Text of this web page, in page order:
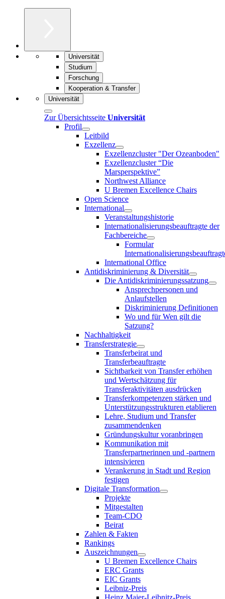
Universität
Studium
Forschung
Kooperation & Transfer
Universität
Zur Übersichtsseite Universität
Profil
Leitbild
Exzellenz
Exzellenzcluster "Der Ozeanboden"
Exzellenzcluster “Die
Marsperspektive”
Northwest Alliance
U Bremen Excellence Chairs
Open Science
International
Veranstaltungshistorie
Internationalisierungsbeauftragte der
Fachbereiche
Formular
International Office
Antidiskriminierung & Diversität
Die Antidiskriminierungssatzung
Ansprechpersonen und
Anlaufstellen
Diskriminierung Definitionen
Wo und für Wen gilt die
Satzung?
Nachhaltigkeit
Transferstrategie
Transferbeirat und
Transferbeauftragte
Sichtbarkeit von Transfer erhöhen
und Wertschätzung für
Transferaktivitäten ausdrücken
Transferkompetenzen stärken und
Unterstützungsstrukturen etablieren
Lehre, Studium und Transfer
zusammendenken
Gründungskultur voranbringen
Kommunikation mit
Transferpartnerinnen und -partnern
intensivieren
Verankerung in Stadt und Region
festigen
Digitale Transformation
Projekte
Mitgestalten
Team-CDO
Beirat
Zahlen & Fakten
Rankings
Auszeichnungen
U Bremen Excellence Chairs
ERC Grants
EIC Grants
Leibniz-Preis
Heinz Maier-Leibnitz-Preis